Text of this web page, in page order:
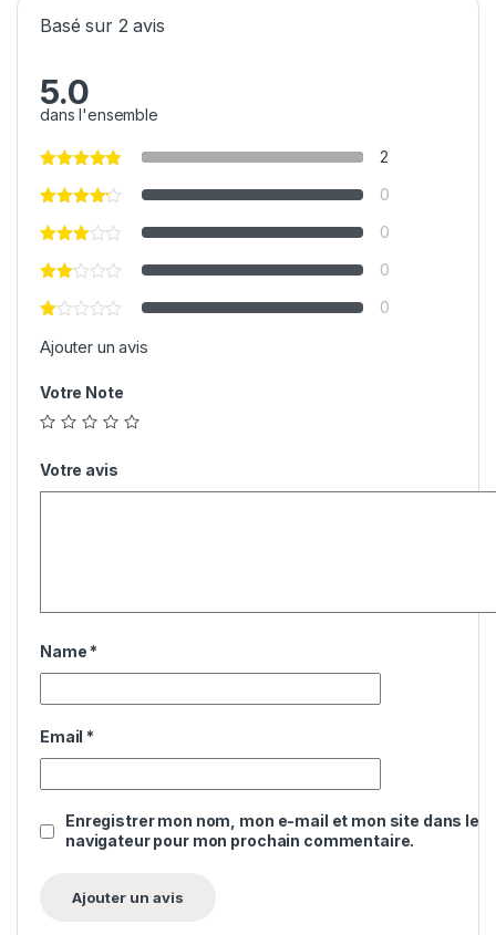
Basé sur 2 avis
5.0
dans l'ensemble
2
0
0
0
0
Ajouter un avis
Votre Note
Votre avis
Name *
Email *
Enregistrer mon nom, mon e-mail et mon site dans le
navigateur pour mon prochain commentaire.